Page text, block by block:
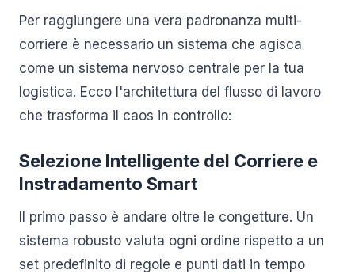
Per raggiungere una vera padronanza multi-
corriere è necessario un sistema che agisca
come un sistema nervoso centrale per la tua
logistica. Ecco l'architettura del flusso di lavoro
che trasforma il caos in controllo:
Selezione Intelligente del Corriere e
Instradamento Smart
Il primo passo è andare oltre le congetture. Un
sistema robusto valuta ogni ordine rispetto a un
set predefinito di regole e punti dati in tempo